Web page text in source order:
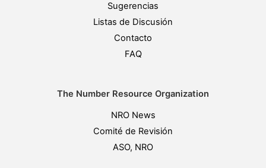
Sugerencias
Listas de Discusión
Contacto
FAQ
The Number Resource Organization
NRO News
Comité de Revisión
ASO, NRO